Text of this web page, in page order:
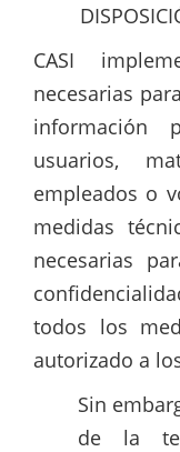
CASI
necesarias
información
usuarios,
empleados o
medidas
necesarias
todos los
autorizado a
Sin
de la